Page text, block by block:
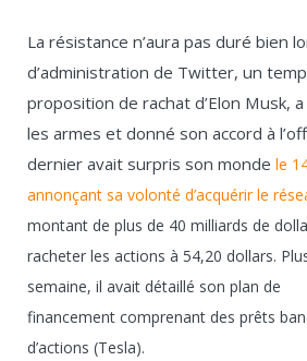
La résistance n’aura pas duré bien
d’administration de Twitter, un
proposition de rachat d’Elon Musk,
les armes et donné son accord à
dernier avait surpris son monde le
annonçant sa volonté d’acquérir le
montant de plus de 40 milliards de
racheter les actions à 54,20 dollars.
semaine, il avait détaillé son plan de
financement comprenant des prêts
d’actions (Tesla).